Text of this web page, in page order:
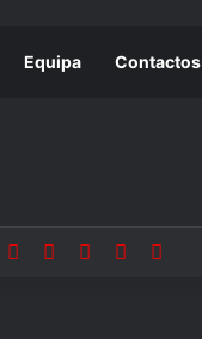
Equipa Contactos